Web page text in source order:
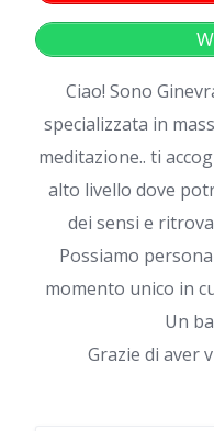
Ciao! Sono
specializzata in
meditazione.. ti
alto livello dove
dei sensi e
Possiamo
momento unico in
Un
Grazie di aver